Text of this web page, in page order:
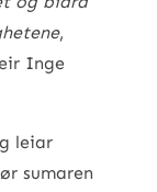
,
Inge
leiar
sumaren